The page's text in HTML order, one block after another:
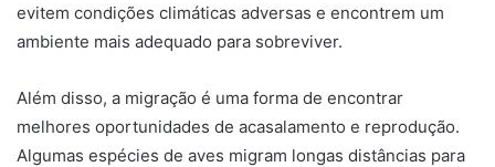
evitem condições climáticas adversas e encontrem um
ambiente mais adequado para sobreviver.
Além disso, a migração é uma forma de encontrar
melhores oportunidades de acasalamento e reprodução.
Algumas espécies de aves migram longas distâncias para